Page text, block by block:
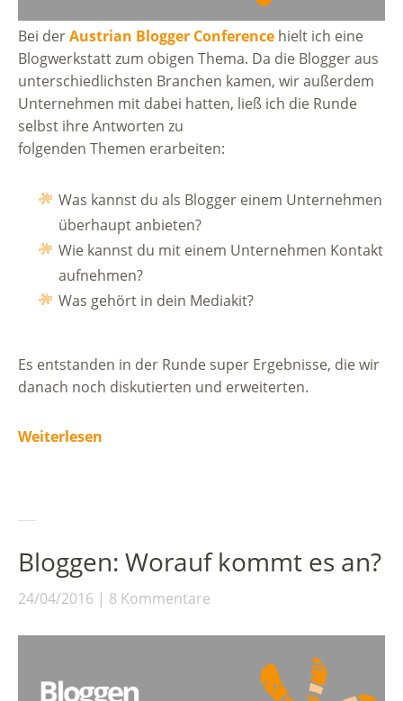
Bei derAustrian Blogger Conference hielt ich eine
Blogwerkstatt zum obigen Thema. Da die Blogger aus
unterschiedlichsten Branchen kamen, wir außerdem
Unternehmen mit dabei hatten, ließ ich die Runde
selbst ihre Antworten zu
folgenden Themen erarbeiten:
Was kannst du als Blogger einem Unternehmen
überhaupt anbieten?
Wie kannst du mit einem Unternehmen Kontakt
aufnehmen?
Was gehört in dein Mediakit?
Es entstanden in der Runde super Ergebnisse, die wir
danach noch diskutierten und erweiterten.
Weiterlesen
Bloggen: Worauf kommt es an?
24/04/2016 8 Kommentare